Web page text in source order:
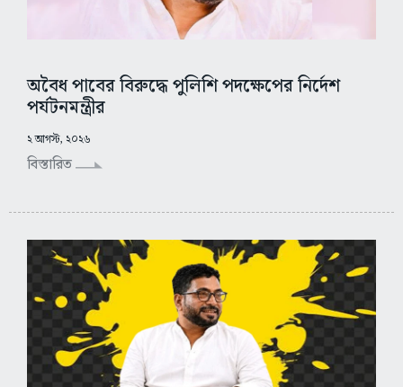
অবৈধ পাবের বিরুদ্ধে পুলিশি পদক্ষেপের নির্দেশ
পর্যটনমন্ত্রীর
২ আগস্ট, ২০২৬
বিস্তারিত